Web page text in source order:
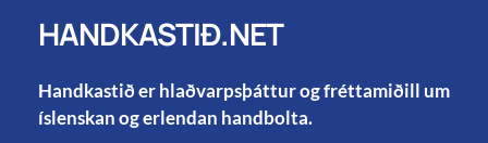
HANDKASTIÐ.NET
Handkastið er hlaðvarpsþáttur og fréttamiðill um
íslenskan og erlendan handbolta.